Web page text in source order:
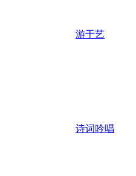
游于艺
诗词吟唱